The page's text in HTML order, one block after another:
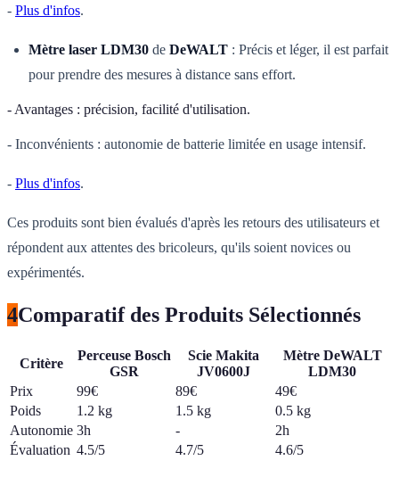
- Plus d'infos.
Mètre laser LDM30 de DeWALT : Précis et léger, il est parfait
pour prendre des mesures à distance sans effort.
- Avantages : précision, facilité d'utilisation.
- Inconvénients : autonomie de batterie limitée en usage intensif.
- Plus d'infos.
Ces produits sont bien évalués d'après les retours des utilisateurs et
répondent aux attentes des bricoleurs, qu'ils soient novices ou
expérimentés.
4Comparatif des Produits Sélectionnés
Critère
Perceuse Bosch
GSR
Scie Makita
JV0600J
Mètre DeWALT
LDM30
Prix
99€ 89€
49€
Poids
1.2 kg 1.5 kg
0.5 kg
Autonomie 3h -
2h
Évaluation 4.5/5 4.7/5 4.6/5